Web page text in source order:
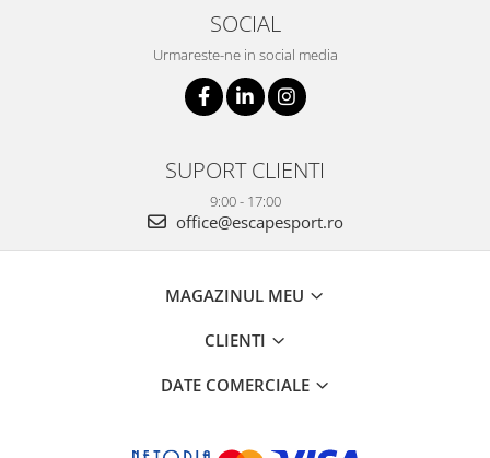
SOCIAL
Urmareste-ne in social media
SUPORT CLIENTI
9:00 - 17:00
office@escapesport.ro
MAGAZINUL MEU
CLIENTI
DATE COMERCIALE